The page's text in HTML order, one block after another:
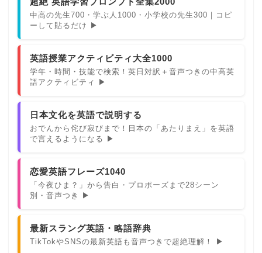
中高の先生700・学ぶ人1000・小学校の先生300｜コピ
ーして貼るだけ ▶
英語授業アクティビティ大全1000
学年・時間・技能で検索！英日対訳＋音声つきの中高英
語アクティビティ ▶
日本文化を英語で説明する
おでんから侘び寂びまで！日本の「あたりまえ」を英語
で言えるようになる ▶
恋愛英語フレーズ1040
「今夜ひま？」から告白・プロポーズまで28シーン
別・音声つき ▶
最新スラング英語・略語辞典
TikTokやSNSの最新英語も音声つきで超絶理解！ ▶